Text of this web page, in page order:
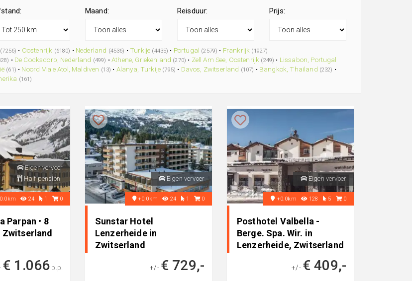
Maand: Reisduur: Prijs:
(7256) • Oostenrijk (6180) • Nederland (4536) • Turkije (4435) • Portugal (2579) • Frankrijk (1927)
• De Cocksdorp, Nederland (499) •Athene, Griekenland (270) • Zell Am See, Oostenrijk (249) • Lissabon, Portugal
(61) • Noord Male Atol, Maldiven (13) • Alanya, Turkije (795) • Davos, Zwitserland (107) • Bangkok, Thailand (232) •
(161)
Eigen vervoer
Half pension
24 1 0
Parpan • 8
Zwitserland
€ 1.066 p.p.
Eigen vervoer
+0.0km 24 1 0
Sunstar Hotel
Lenzerheide in
Zwitserland
+/- € 729,-
Eigen vervoer
+0.0km 128 5 0
Posthotel Valbella -
Berge. Spa. Wir. in
Lenzerheide, Zwitserland
+/- € 409,-